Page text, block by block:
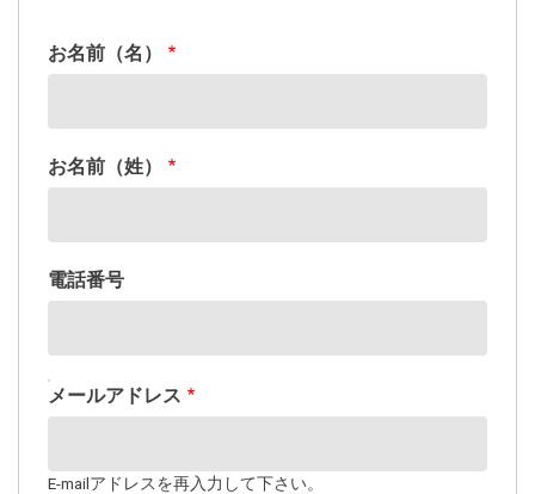
お名前（名）
お名前（姓）
電話番号
メ
ー
ア
メールアドレス
E-mailアドレスを再入力して下さい。